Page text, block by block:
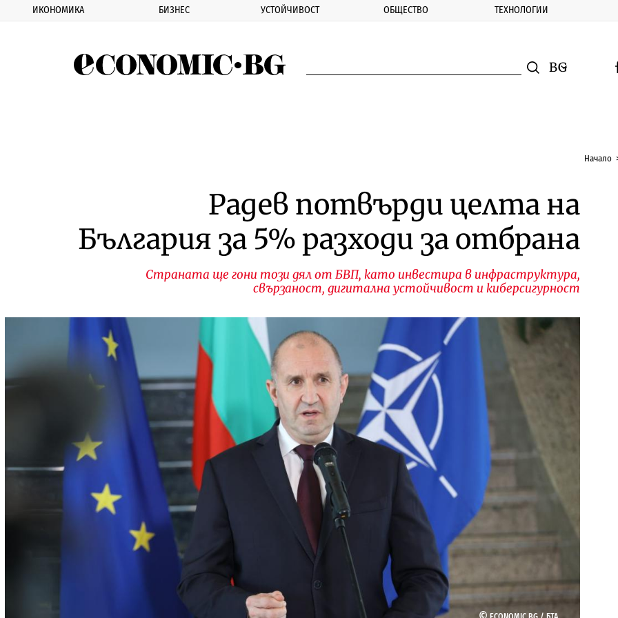
ИКОНОМИКА БИЗНЕС УСТОЙЧИВОСТ ОБЩЕСТВО ТЕХНОЛОГИИ
Смяна на
Начало
Радев потвърди целта на
България за 5% разходи за отбрана
Страната ще гони този дял от БВП, като инвестира в инфраструктура,
свързаност, дигитална устойчивост и киберсигурност